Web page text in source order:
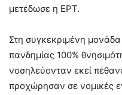
μετέδωσε η ΕΡΤ.
Στη συγκεκριμένη
πανδημίας 100%
νοσηλεύονταν εκεί
προχώρησαν σε νομικές